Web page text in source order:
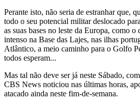
Perante isto, não seria de estranhar que,
todo o seu potencial militar deslocado
as suas bases no leste da Europa, como o
intenso na Base das Lajes, nas ilhas
Atlântico, a meio caminho para o Golfo
todos esperam...
Mas tal não deve ser já neste Sábado,
CBS News noticiou nas últimas horas,
atacado ainda neste fim-de-semana.